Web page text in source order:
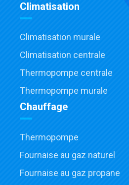
Climatisation
Climatisation murale
Climatisation centrale
Thermopompe centrale
Thermopompe murale
Chauffage
Thermopompe
Fournaise au gaz naturel
Fournaise au gaz propane